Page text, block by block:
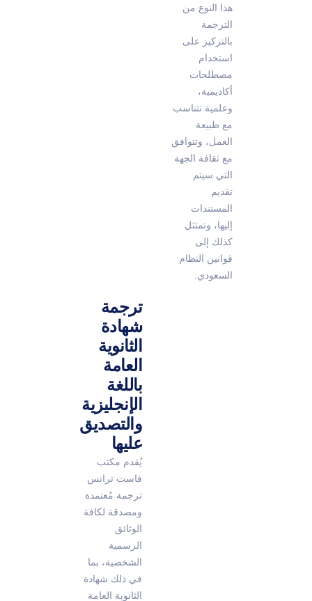
هذا النوع من
الترجمة
بالتركيز على
استخدام
مصطلحات
أكاديمية،
وعلمية تتناسب
مع طبيعة
العمل، وتتوافق
مع ثقافة الجهة
التي سيتم
تقديم
المستندات
إليها، وتمتثل
كذلك إلى
قوانين النظام
السعودي.
ترجمة
شهادة
الثانوية
العامة
باللغة
الإنجليزية
والتصديق
عليها
يُقدم مكتب
فاست ترانس
ترجمة مُعتمدة
ومصدقة لكافة
الوثائق
الرسمية
الشخصية، بما
في ذلك شهادة
الثانوية العامة